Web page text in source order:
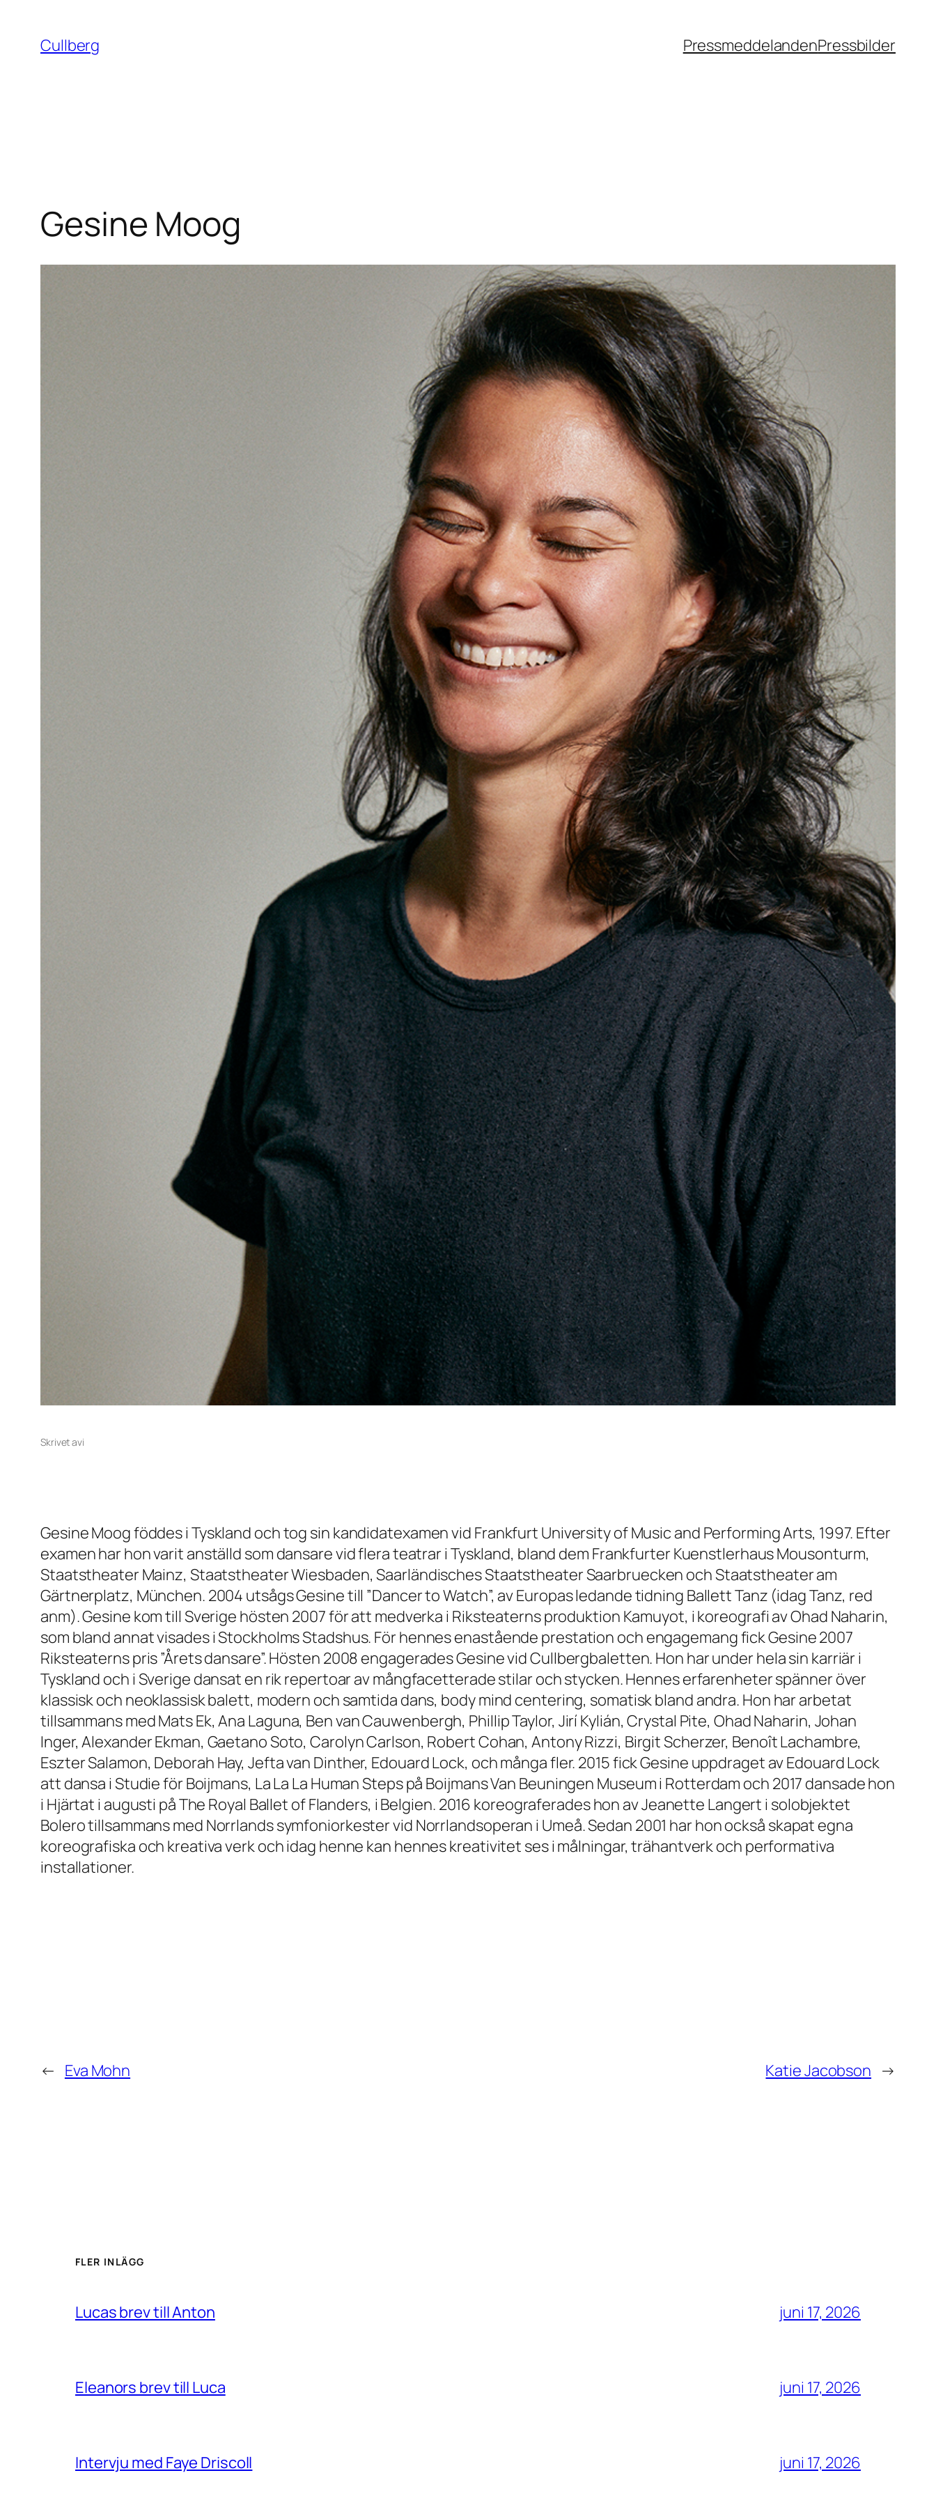
innehåll
Cullberg PressmeddelandenPressbilder
Gesine Moog
Skrivet avi
Gesine Moog föddes i Tyskland och tog sin kandidatexamen vid Frankfurt University of Music and Performing Arts, 1997. Efter
examen har hon varit anställd som dansare vid flera teatrar i Tyskland, bland dem Frankfurter Kuenstlerhaus Mousonturm,
Staatstheater Mainz, Staatstheater Wiesbaden, Saarländisches Staatstheater Saarbruecken och Staatstheater am
Gärtnerplatz, München. 2004 utsågs Gesine till ”Dancer to Watch”, av Europas ledande tidning Ballett Tanz (idag Tanz, red
anm). Gesine kom till Sverige hösten 2007 för att medverka i Riksteaterns produktion Kamuyot, i koreografi av Ohad Naharin,
som bland annat visades i Stockholms Stadshus. För hennes enastående prestation och engagemang fick Gesine 2007
Riksteaterns pris ”Årets dansare”. Hösten 2008 engagerades Gesine vid Cullbergbaletten. Hon har under hela sin karriär i
Tyskland och i Sverige dansat en rik repertoar av mångfacetterade stilar och stycken. Hennes erfarenheter spänner över
klassisk och neoklassisk balett, modern och samtida dans, body mind centering, somatisk bland andra. Hon har arbetat
tillsammans med Mats Ek, Ana Laguna, Ben van Cauwenbergh, Phillip Taylor, Jirí Kylián, Crystal Pite, Ohad Naharin, Johan
Inger, Alexander Ekman, Gaetano Soto, Carolyn Carlson, Robert Cohan, Antony Rizzi, Birgit Scherzer, Benoît Lachambre,
Eszter Salamon, Deborah Hay, Jefta van Dinther, Edouard Lock, och många fler. 2015 fick Gesine uppdraget av Edouard Lock
att dansa i Studie för Boijmans, La La La Human Steps på Boijmans Van Beuningen Museum i Rotterdam och 2017 dansade hon
i Hjärtat i augusti på The Royal Ballet of Flanders, i Belgien. 2016 koreograferades hon av Jeanette Langert i solobjektet
Bolero tillsammans med Norrlands symfoniorkester vid Norrlandsoperan i Umeå. Sedan 2001 har hon också skapat egna
koreografiska och kreativa verk och idag henne kan hennes kreativitet ses i målningar, trähantverk och performativa
installationer.
← Eva Mohn Katie Jacobson →
FLER INLÄGG
Lucas brev till Anton juni 17, 2026
Eleanors brev till Luca juni 17, 2026
Intervju med Faye Driscoll juni 17, 2026